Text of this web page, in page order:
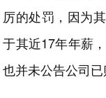
厉的处罚，因为
于其近17年年薪
也并未公告公司已